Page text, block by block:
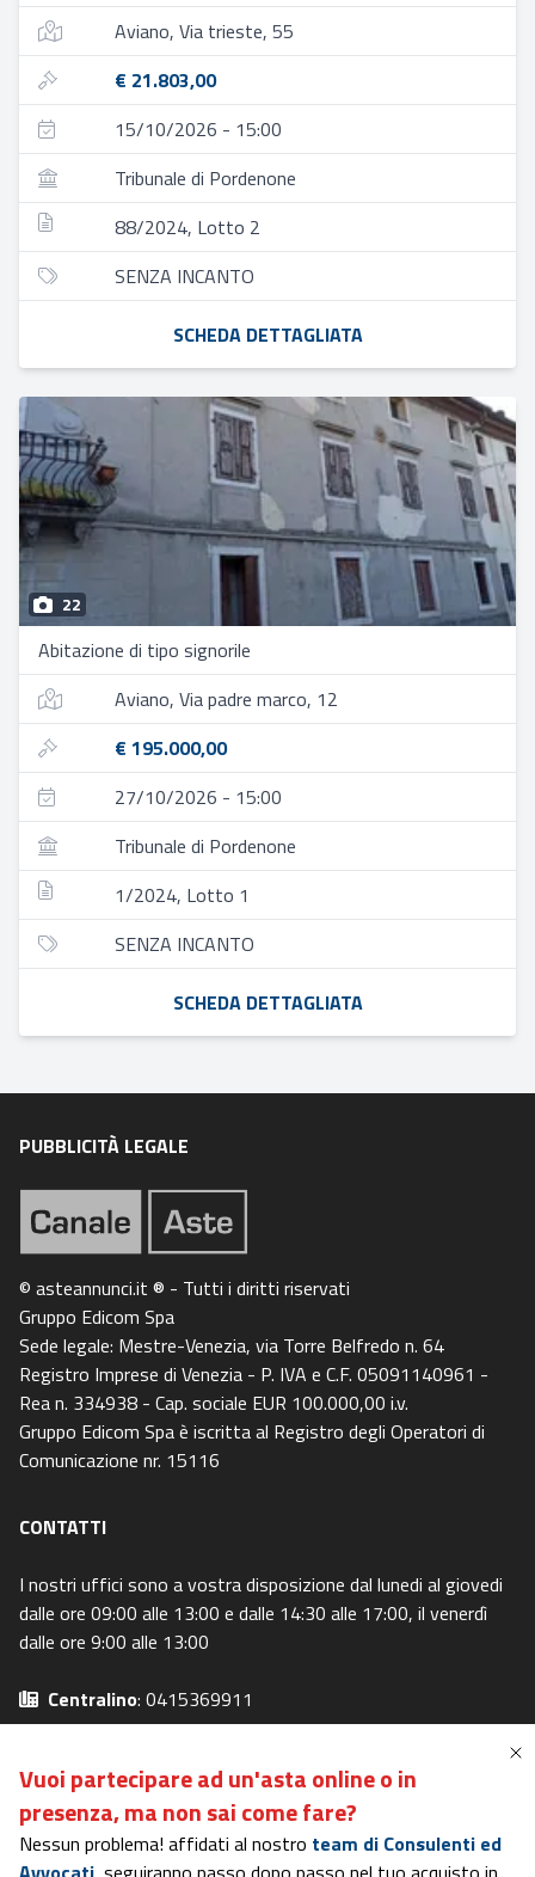
Aviano, Via trieste, 55
€ 21.803,00
15/10/2026 - 15:00
Tribunale di Pordenone
88/2024, Lotto 2
SENZA INCANTO
SCHEDA DETTAGLIATA
22
Abitazione di tipo signorile
Aviano, Via padre marco, 12
€ 195.000,00
27/10/2026 - 15:00
Tribunale di Pordenone
1/2024, Lotto 1
SENZA INCANTO
SCHEDA DETTAGLIATA
PUBBLICITÀ LEGALE
© asteannunci.it ® - Tutti i diritti riservati
Gruppo Edicom Spa
Sede legale: Mestre-Venezia, via Torre Belfredo n. 64
Registro Imprese di Venezia - P. IVA e C.F. 05091140961 -
Rea n. 334938 - Cap. sociale EUR 100.000,00 i.v.
Gruppo Edicom Spa è iscritta al Registro degli Operatori di
Comunicazione nr. 15116
CONTATTI
I nostri uffici sono a vostra disposizione dal lunedi al giovedi
dalle ore 09:00 alle 13:00 e dalle 14:30 alle 17:00, il venerdì
dalle ore 9:00 alle 13:00
Centralino: 0415369911
Email: info@canaleaste.it
Privacy Policy
Cookie Policy
Preferenze Privacy
I miei diritti
Vuoi partecipare ad un'asta online o in
presenza,ma non sai come fare?
Nessun problema! affidati al nostro team di Consulenti ed